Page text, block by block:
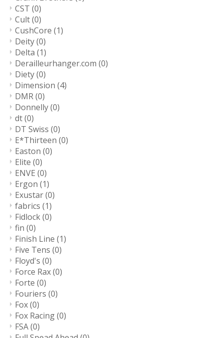
CST (0)
Cult(0)
CushCore (1)
Deity(0)
Delta (1)
Derailleurhanger.com (0)
Diety(0)
Dimension (4)
DMR(0)
Donnelly(0)
dt(0)
DT Swiss (0)
E*Thirteen (0)
Easton (0)
Elite (0)
ENVE (0)
Ergon (1)
Exustar(0)
fabrics (1)
Fidlock(0)
fin (0)
Finish Line (1)
Five Tens (0)
Floyd's (0)
Force Rax(0)
Forte (0)
Fouriers (0)
Fox(0)
Fox Racing(0)
FSA(0)